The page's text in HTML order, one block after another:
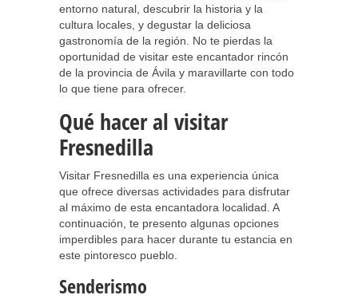
entorno natural, descubrir la historia y la
cultura locales, y degustar la deliciosa
gastronomía de la región. No te pierdas la
oportunidad de visitar este encantador rincón
de la provincia de Ávila y maravillarte con todo
lo que tiene para ofrecer.
Qué hacer al visitar
Fresnedilla
Visitar Fresnedilla es una experiencia única
que ofrece diversas actividades para disfrutar
al máximo de esta encantadora localidad. A
continuación, te presento algunas opciones
imperdibles para hacer durante tu estancia en
este pintoresco pueblo.
Senderismo